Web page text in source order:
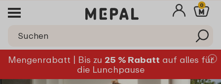
0
Mengenrabatt | Bis zu 25 % Rabatt auf alles für
die Lunchpause